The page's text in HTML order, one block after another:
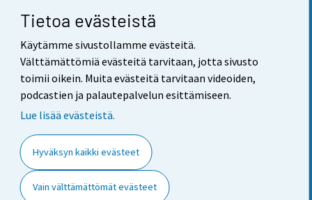
Tietoa evästeistä
Käytämme sivustollamme evästeitä.
Välttämättömiä evästeitä tarvitaan, jotta sivusto
toimii oikein. Muita evästeitä tarvitaan videoiden,
podcastien ja palautepalvelun esittämiseen.
Lue lisää evästeistä.
Hyväksyn kaikki evästeet
Vain välttämättömät evästeet
Yhteystiedot
Palaute
Käyttöehdot
Saavutettavuus
Tietoa sivustosta
Evästeasetukset